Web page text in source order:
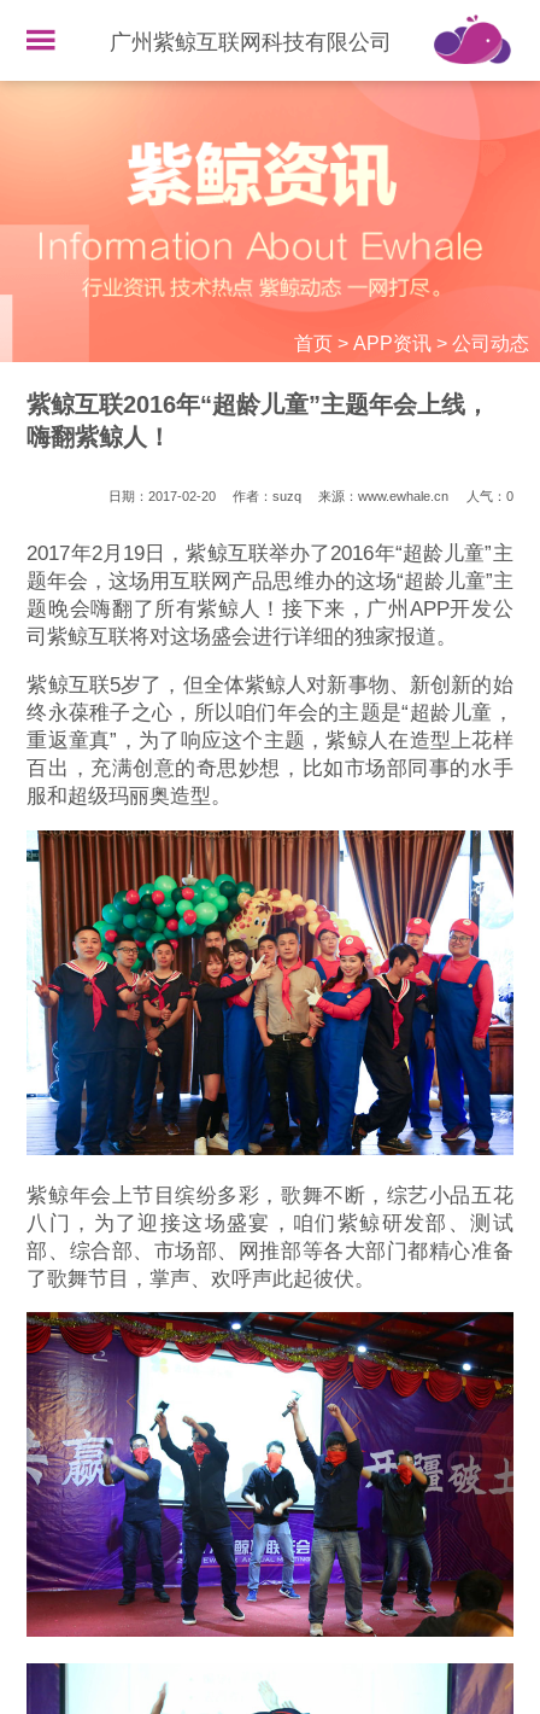
广州紫鲸互联网科技有限公司
首页> APP资讯> 公司动态
紫鲸互联2016年“超龄儿童”主题年会上线，
嗨翻紫鲸人！
日期：2017-02-20 作者：suzq 来源：www.ewhale.cn 人气： 0
2017年2月19日，紫鲸互联举办了2016年“超龄儿童”主
题年会，这场用互联网产品思维办的这场“超龄儿童”主
题晚会嗨翻了所有紫鲸人！接下来，广州APP开发公
司紫鲸互联将对这场盛会进行详细的独家报道。
紫鲸互联5岁了，但全体紫鲸人对新事物、新创新的始
终永葆稚子之心，所以咱们年会的主题是“超龄儿童，
重返童真”，为了响应这个主题，紫鲸人在造型上花样
百出，充满创意的奇思妙想，比如市场部同事的水手
服和超级玛丽奥造型。
紫鲸年会上节目缤纷多彩，歌舞不断，综艺小品五花
八门，为了迎接这场盛宴，咱们紫鲸研发部、测试
部、综合部、市场部、网推部等各大部门都精心准备
了歌舞节目，掌声、欢呼声此起彼伏。